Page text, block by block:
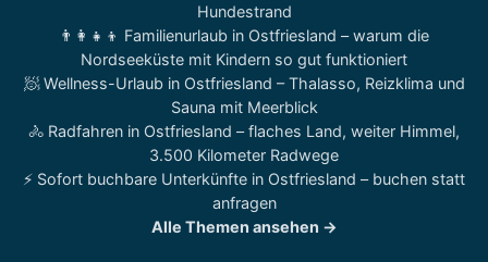
Hundestrand
👨‍👩‍👧‍👦 Familienurlaub in Ostfriesland – warum die
Nordseeküste mit Kindern so gut funktioniert
🧖 Wellness-Urlaub in Ostfriesland – Thalasso, Reizklima und
Sauna mit Meerblick
🚴 Radfahren in Ostfriesland – flaches Land, weiter Himmel,
3.500 Kilometer Radwege
⚡ Sofort buchbare Unterkünfte in Ostfriesland – buchen statt
anfragen
Alle Themen ansehen →